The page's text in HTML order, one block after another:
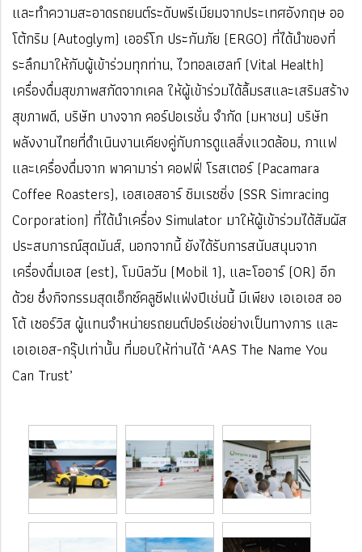
และทำความสะอาดรถยนต์ระดับพรีเมียมจากประเทศอังกฤษ ออ
โต้กริม (Autoglym) เออร์โก ประกันภัย (ERGO) ที่ได้นำของที่
ระลึกมาให้กับผู้เข้าร่วมทุกท่าน, ไวทอลเฮลท์ (Vital Health)
เครื่องดื่มสุขภาพสกัดจากเคล ให้ผู้เข้าร่วมได้ลิ้มรสและเสริมสร้าง
สุขภาพดี, บริษัท บางจาก คอร์ปอเรชั่น จำกัด (มหาชน) บริษัท
พลังงานไทยที่ดำเนินงานเคียงคู่กับการดูแลสิ่งแวดล้อม, กาแฟ
และเครื่องดื่มจาก พาคามาร่า คอฟฟี่ โรสเตอร์ (Pacamara
Coffee Roasters), เอสเอสอาร์ ซิมเรซซิ่ง (SSR Simracing
Corporation) ที่ได้นำเครื่อง Simulator มาให้ผู้เข้าร่วมได้สัมผัส
ประสบการณ์สุดมันส์, นอกจากนี้ ยังได้รับการสนับสนุนจาก
เครื่องดื่มเอส (est), โมบิลวัน (Mobil 1), และโออาร์ (OR) อีก
ด้วย ซึ่งกิจกรรมสุดเอ็กซ์คลูซีฟแฟ่งปีเช่นนี้ มีเพียง เอเอเอส ออ
โต้ เซอร์วิส ผู้แทนจำหน่ายรถยนต์ปอร์เช่อย่างเป็นทางการ และ
เอเอเอส-กรุ๊ปเท่านั้น ที่มอบให้ท่านได้ ‘AAS The Name You
Can Trust’